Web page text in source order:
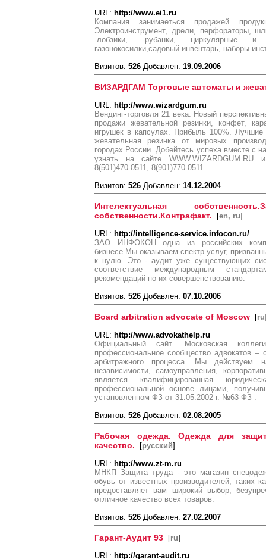
URL: http://www.ei1.ru
Компания занимаеться продажей
Электроинструмент, дрели, перфораторы,
-лобзики, -рубанки, циркулярные
газонокосилки,садовый инвентарь, наборы
Визитов: 526 Добавлен: 19.09.2006
ВИЗАРДГАМ Торговые автоматы и
URL: http://www.wizardgum.ru
Вендинг-торговля 21 века. Новый
продажи жевательной резинки, конфет,
игрушек в капсулах. Прибыль 100%. Лучшие
жевательная резинка от мировых
городах России. Добейтесь успеха вместе
узнать на сайте WWW.WIZARDGUM.RU
8(501)470-0511, 8(901)770-0511
Визитов: 526 Добавлен: 14.12.2004
Интелектуальная
собственности.Контрафакт. [en, ru]
URL: http://intelligence-service.infocon.ru/
ЗАО ИНФОКОН одна из российских
бизнесе.Мы оказываем спектр услуг,
к нулю. Это - аудит уже существующих
соответствие международным
рекомендаций по их совершенствованию.
Визитов: 526 Добавлен: 07.10.2006
Board arbitration advocate of Moscow [ru
URL: http://www.advokathelp.ru
Официальный сайт. Московская
профессиональное сообщество адвокатов –
арбитражного процесса. Мы действуем
независимости, самоуправления,
является квалифицированная
профессиональной основе лицами,
установленном ФЗ от 31.05.2002 г. №63-ФЗ .
Визитов: 526 Добавлен: 02.08.2005
Рабочая одежда. Одежда для
качество. [русский]
URL: http://www.zt-m.ru
МНКП Защита труда - это магазин
обувь от известных производителей, таких
предоставляет вам широкий выбор,
отличное качество всех товаров.
Визитов: 526 Добавлен: 27.02.2007
Гарант-Аудит 93 [ru]
URL: http://garant-audit.ru